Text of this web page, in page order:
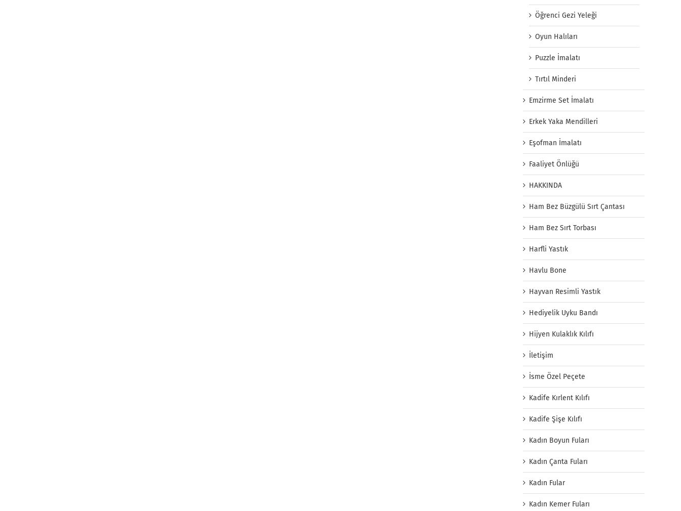
Öğrenci Gezi Yeleği
Oyun Halıları
Puzzle İmalatı
Tırtıl Minderi
Emzirme Set İmalatı
Erkek Yaka Mendilleri
Eşofman İmalatı
Faaliyet Önlüğü
HAKKINDA
Ham Bez Büzgülü Sırt Çantası
Ham Bez Sırt Torbası
Harfli Yastık
Havlu Bone
Hayvan Resimli Yastık
Hediyelik Uyku Bandı
Hijyen Kulaklık Kılıfı
İletişim
İsme Özel Peçete
Kadife Kırlent Kılıfı
Kadife Şişe Kılıfı
Kadın Boyun Fuları
Kadın Çanta Fuları
Kadın Fular
Kadın Kemer Fuları